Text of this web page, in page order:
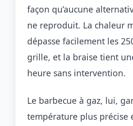
façon qu’aucune
ne reproduit. La chaleur
dépasse facilement les
grille, et la braise tient
heure sans intervention.
Le barbecue à gaz, lui,
température plus précise